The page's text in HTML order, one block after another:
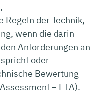
Regeln der Technik,
wenn die darin
Anforderungen an
oder
Bewertung
– ETA).